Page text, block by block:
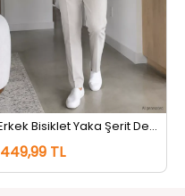
Erkek Bisiklet Yaka Şerit Detaylı Tişört Koyugri
449,99 TL